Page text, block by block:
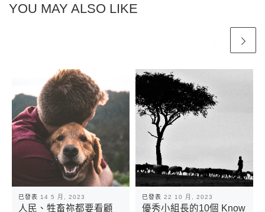
YOU MAY ALSO LIKE
已發表 14 5 月, 2023
人民、牲畜祢都要看顧
已發表22 10 月, 2023
優秀小組長的10個 Know